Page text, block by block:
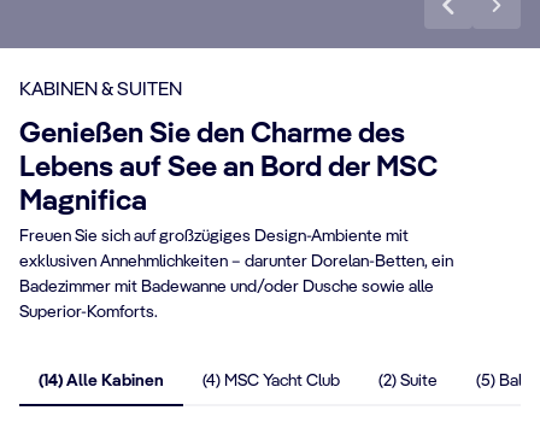
KABINEN & SUITEN
Genießen Sie den Charme des
Lebens auf See an Bord der MSC
Magnifica
Freuen Sie sich auf großzügiges Design-Ambiente mit
exklusiven Annehmlichkeiten – darunter Dorelan-Betten, ein
Badezimmer mit Badewanne und/oder Dusche sowie alle
Superior-Komforts.
(14) Alle Kabinen (4) MSC Yacht Club (2) Suite (5)